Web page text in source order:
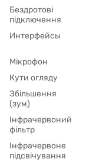
Бездротові
підключення
Интерфейсы
Мікрофон
Кути огляду
Збільшення
(зум)
Інфрачервоний
фільтр
Інфрачервоне
підсвічування